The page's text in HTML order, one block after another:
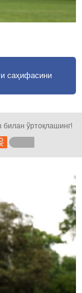
саҳифасини
билан ўртоқлашинг!